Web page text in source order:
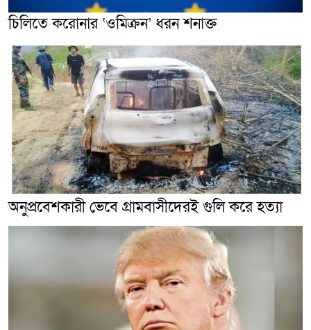
চিলিতে করোনার ‘ওমিক্রন’ ধরন শনাক্ত
অনুপ্রবেশকারী ভেবে গ্রামবাসীদেরই গুলি করে হত্যা